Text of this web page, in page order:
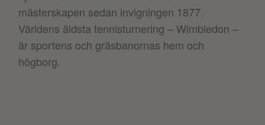
mästerskapen sedan invigningen 1877.
Världens äldsta tennisturnering – Wimbledon –
är sportens och gräsbanornas hem och
högborg.